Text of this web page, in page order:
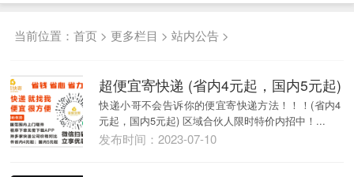
当前位置：首页 > 更多栏目 >站内公告 >
超便宜寄快递 (省内4元起，国内5元起)
快递小哥不会告诉你的便宜寄快递方法！！！(省内4
元起，国内5元起) 区域合伙人限时特价内招中！...
发布时间：2023-07-10